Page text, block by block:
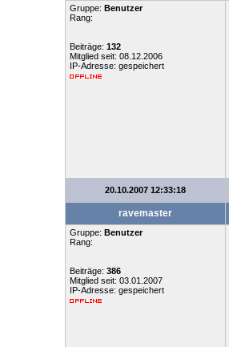
Gruppe: Benutzer
Rang:
Beiträge: 132
Mitglied seit: 08.12.2006
IP-Adresse: gespeichert
20.10.2007 12:33:18
ravemaster
Gruppe: Benutzer
Rang:
Beiträge: 386
Mitglied seit: 03.01.2007
IP-Adresse: gespeichert